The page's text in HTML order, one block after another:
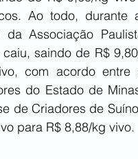
Ao todo, durante
da Associação
saindo de R$
com acordo entre
do Estado de
de Criadores de
para R$ 8,88/kg vivo.